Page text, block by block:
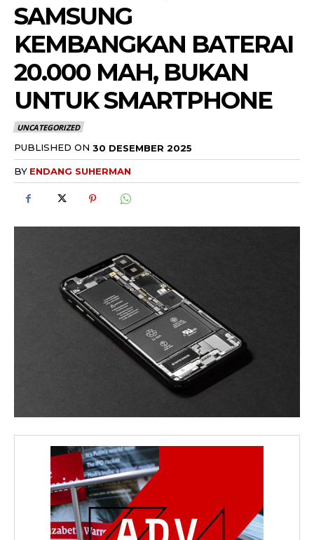
SAMSUNG
KEMBANGKAN BATERAI
20.000 MAH, BUKAN
UNTUK SMARTPHONE
UNCATEGORIZED
PUBLISHED ON 30 DESEMBER 2025
BY ENDANG SUHERMAN